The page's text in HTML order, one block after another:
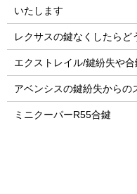
いたします
レクサスの鍵なくしたらど
エクストレイル/鍵紛失や
アベンシスの鍵紛失からの
ミニクーパーR55合鍵